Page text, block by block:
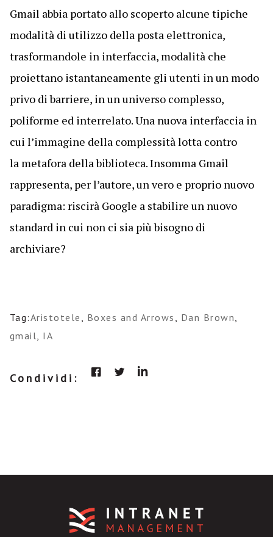
Gmail abbia portato allo scoperto alcune tipiche
modalità di utilizzo della posta elettronica,
trasformandole in interfaccia, modalità che
proiettano istantaneamente gli utenti in un modo
privo di barriere, in un universo complesso,
poliforme ed interrelato. Una nuova interfaccia in
cui l’immagine della complessità lotta contro
la metafora della biblioteca. Insomma Gmail
rappresenta, per l’autore, un vero e proprio nuovo
paradigma: riscirà Google a stabilire un nuovo
standard in cui non ci sia più bisogno di
archiviare?
Tag:Aristotele , Boxes and Arrows , Dan Brown,
gmail, IA
Condividi: